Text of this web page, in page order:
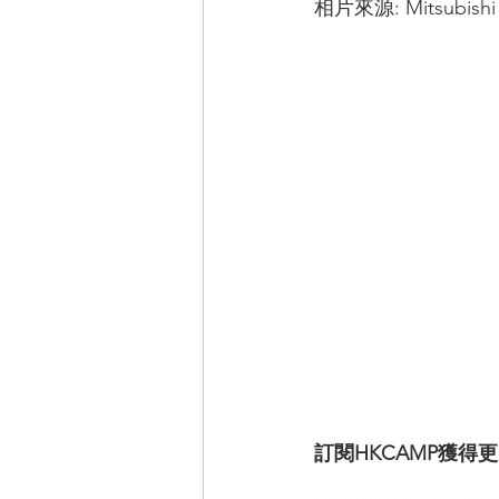
相片來源: Mitsubishi
訂閱HKCAMP獲得